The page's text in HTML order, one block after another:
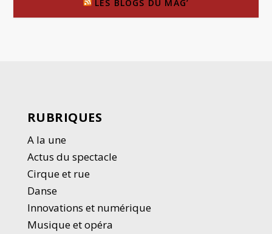
LES BLOGS DU MAG’
RUBRIQUES
A la une
Actus du spectacle
Cirque et rue
Danse
Innovations et numérique
Musique et opéra